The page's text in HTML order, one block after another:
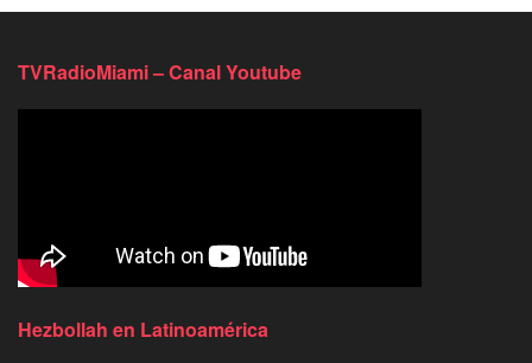
TVRadioMiami – Canal Youtube
Hezbollah en Latinoamérica